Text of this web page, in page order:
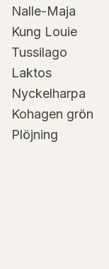
Nalle-Maja
Kung Louie
Tussilago
Laktos
Nyckelharpa
Kohagen grön
Plöjning